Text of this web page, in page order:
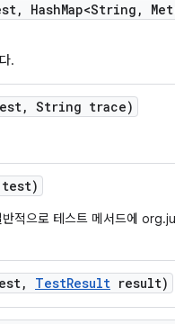
, HashMap<String ,
.
, String trace)
test)
적으로 테스트 메서드에
, TestResult result)